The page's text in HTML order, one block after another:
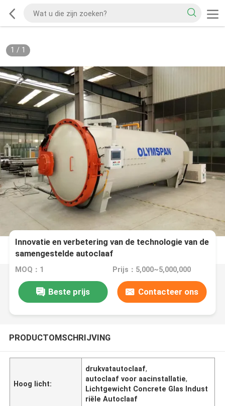
1 / 1
Innovatie en verbetering van de technologie van de
samengestelde autoclaaf
MOQ：1 Prijs：5,000~5,000,000
Beste prijs Contacteer ons
PRODUCTOMSCHRIJVING
Hoog licht:
drukvatautoclaaf,
autoclaaf voor aacinstallatie,
Lichtgewicht Concrete Glas Indust
riële Autoclaaf